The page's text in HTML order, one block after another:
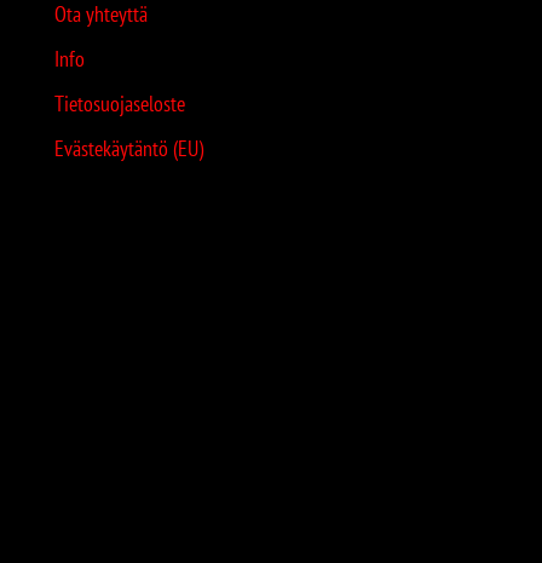
Ota yhteyttä
Info
Tietosuojaseloste
Evästekäytäntö (EU)